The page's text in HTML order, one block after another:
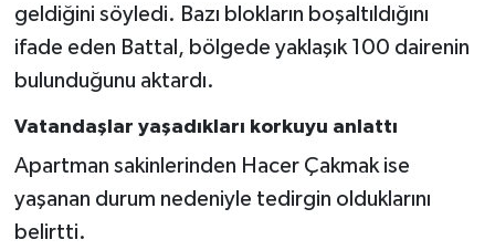
geldiğini söyledi. Bazı blokların boşaltıldığını
ifade eden Battal, bölgede yaklaşık 100 dairenin
bulunduğunu aktardı.
Vatandaşlar yaşadıkları korkuyu anlattı
Apartman sakinlerinden Hacer Çakmak ise
yaşanan durum nedeniyle tedirgin olduklarını
belirtti.